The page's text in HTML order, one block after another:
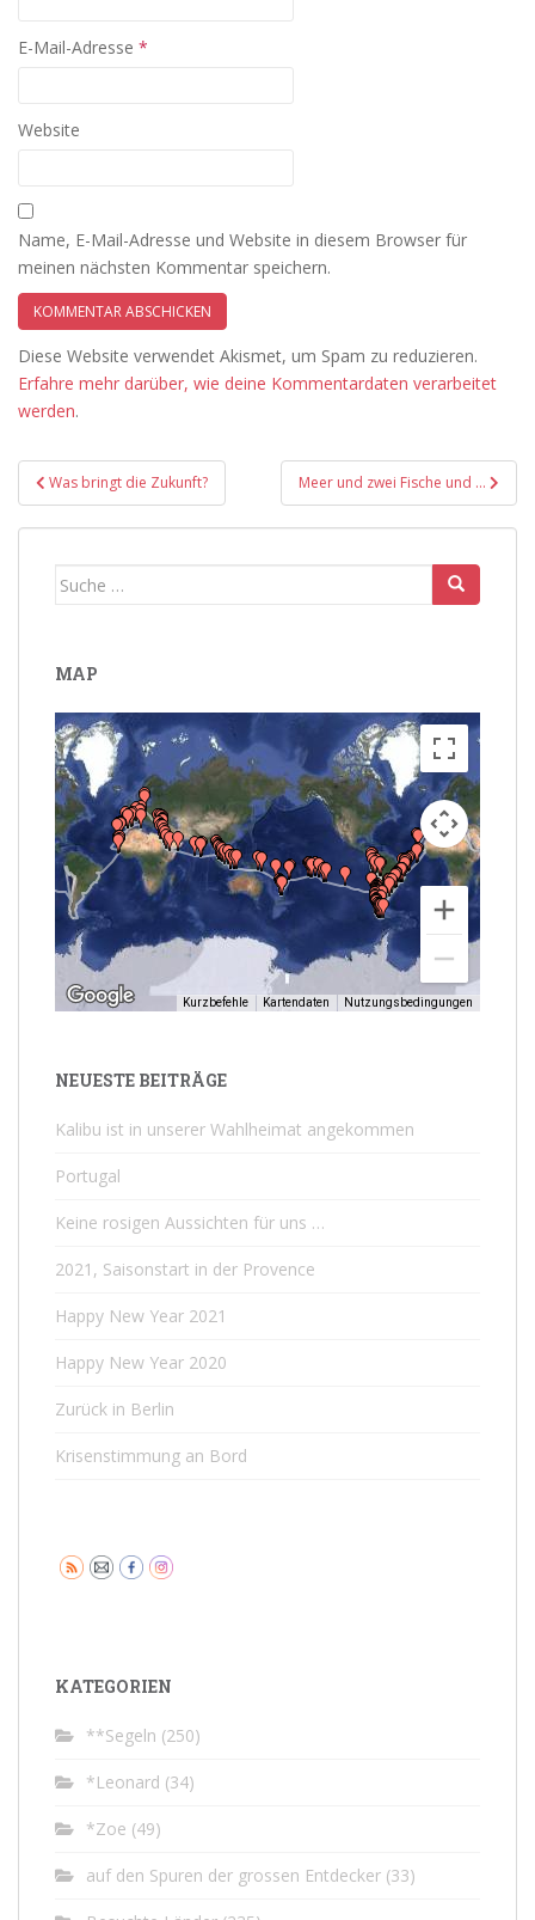
E-Mail-Adresse *
Website
Name, E-Mail-Adresse und Website in diesem Browser für
meinen nächsten Kommentar speichern.
Diese Website verwendet Akismet, um Spam zu reduzieren.
Erfahre mehr darüber, wie deine Kommentardaten verarbeitet
werden.
Beitragsnavigation
Was bringt die Zukunft? Meer und zwei Fische und …
Suche
MAP
Kurzbefehle Kartendaten Nutzungsbedingungen
NEUESTE BEITRÄGE
Kalibu ist in unserer Wahlheimat angekommen
Portugal
Keine rosigen Aussichten für uns …
2021, Saisonstart in der Provence
Happy New Year 2021
Happy New Year 2020
Zurück in Berlin
Krisenstimmung an Bord
KATEGORIEN
**Segeln (250)
*Leonard (34)
*Zoe (49)
auf den Spuren der grossen Entdecker (33)